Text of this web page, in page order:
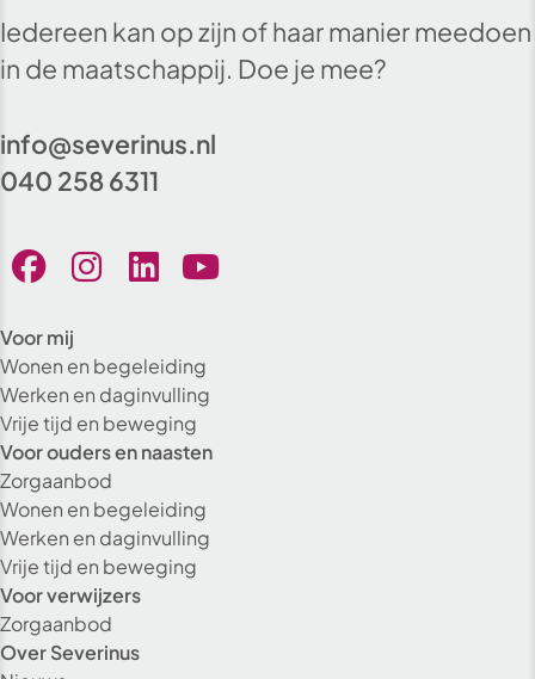
Iedereen kan op zijn of haar manier meedoen
in de maatschappij. Doe je mee?
info@severinus.nl
040 258 6311
Voor mij
Wonen en begeleiding
Werken en daginvulling
Vrije tijd en beweging
Voor ouders en naasten
Zorgaanbod
Wonen en begeleiding
Werken en daginvulling
Vrije tijd en beweging
Voor verwijzers
Zorgaanbod
Over Severinus